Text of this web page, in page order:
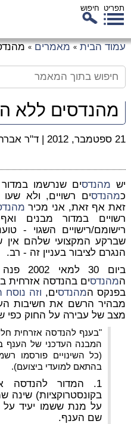
תפריט חיפוש
עמוד הבית » מאמרים »
מהנדסים ללא
21 ספטמבר, 2012 | ד"ר
יש מהנדסים שנרשמו
כמהנדסים רשויים, ולא
זאת אף זאת, אני מכיר
רשויים במדור מבנים
רישומם/רישויים השגוי -
שברקע המקצועי שלהם אין
הנגרם לציבור בעניין זה - רב.
ביום 30 למאי 2002 פנה רשם ה
המהנדסים בהנדסה אזרחית
בפנקס המהנדסים, וזה נוסח
מבהיר הרשם את חשיבות
מצב של עבירה על החוק
"בענף להנדסה אזרחית
המבנה העדכני של הענף
(כל השינויים פורסמו
בהתאם למועדי ביצועם).
1. המדור להנדסה
בקונסטרוקציות) שינה
על מנת ששמו יעיד על
שם הענף.